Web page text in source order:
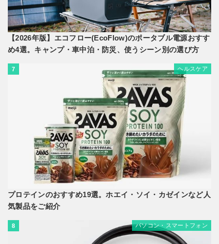
【2026年版】エコフロー(EcoFlow)のポータブル電源おすす
め4選。キャンプ・車中泊・防災、使うシーン別の選び方
7 ヘルスケア
プロテインのおすすめ19選。ホエイ・ソイ・カゼインなど人
気製品をご紹介
8 パソコン・スマートフォン